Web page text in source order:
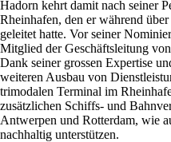
Hadorn kehrt damit nach seiner
Rheinhafen, den er während
geleitet hatte. Vor seiner
Mitglied der Geschäftsleitung
Dank seiner grossen Expertise
weiteren Ausbau von
trimodalen Terminal im
zusätzlichen Schiffs- und
Antwerpen und Rotterdam, wie
nachhaltig unterstützen.